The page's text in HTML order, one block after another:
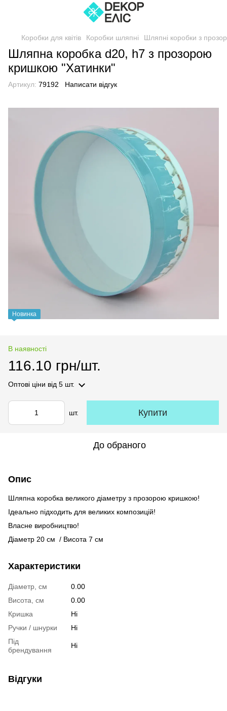
Коробки для квітів Коробки шляпні Шляпні коробки з
Шляпна коробка d20, h7 з прозорою
кришкою "Хатинки"
Артикул: 79192 Написати відгук
Новинка
В наявності
116.10 грн/шт.
Оптові ціни від 5 шт.
шт. Купити
До обраного
Опис
Шляпна коробка великого діаметру з прозорою кришкою!
Ідеально підходить для великих композицій!
Власне виробництво!
Діаметр 20 см / Висота 7 см
Характеристики
Діаметр, см
0.00
Висота, см
0.00
Кришка
Ні
Ручки / шнурки
Ні
Під
брендування
Ні
Відгуки